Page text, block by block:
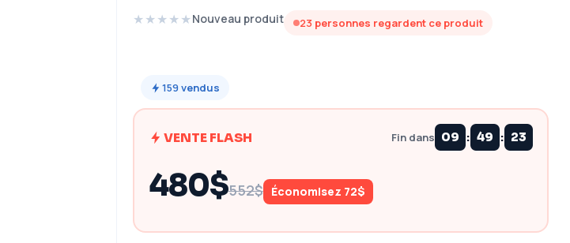
★★★★★Nouveau produit 23 personnes regardent ce produit
159vendus
VENTE FLASH Fin dans 09 : 49 : 22
480$552$ Économisez 72$